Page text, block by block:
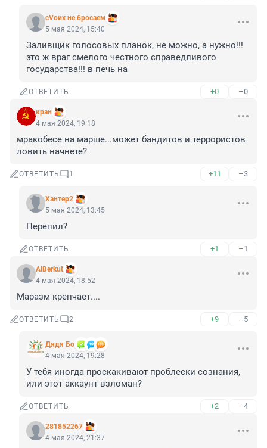
сVоих не бросаем
5 мая 2024, 15:40
Заливщик голосовых планок, не можно, а нужно!!!
это ж враг смелого честного справедливого
государства!!! в печь на
ОТВЕТИТЬ +0 –0
кран
4 мая 2024, 19:18
мракобесе на марше...может бандитов и террористов
ловить начнете?
ОТВЕТИТЬ 1 +11 –3
Хантер2
5 мая 2024, 13:45
Перепил?
ОТВЕТИТЬ +1 –1
AlBerkut
4 мая 2024, 18:52
Маразм крепчает....
ОТВЕТИТЬ 2 +9 –5
Дядя Бо
4 мая 2024, 19:28
У тебя иногда проскакивают проблески сознания,
или этот аккаунт взломан?
ОТВЕТИТЬ +2 –4
281852267
4 мая 2024, 21:37